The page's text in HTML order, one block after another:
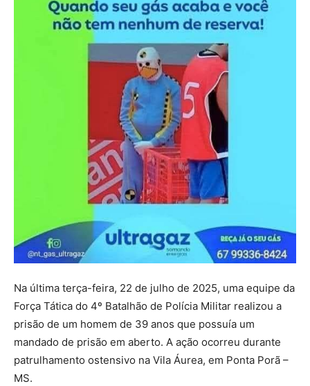
Na última terça-feira, 22 de julho de 2025, uma equipe da
Força Tática do 4º Batalhão de Polícia Militar realizou a
prisão de um homem de 39 anos que possuía um
mandado de prisão em aberto. A ação ocorreu durante
patrulhamento ostensivo na Vila Áurea, em Ponta Porã –
MS.